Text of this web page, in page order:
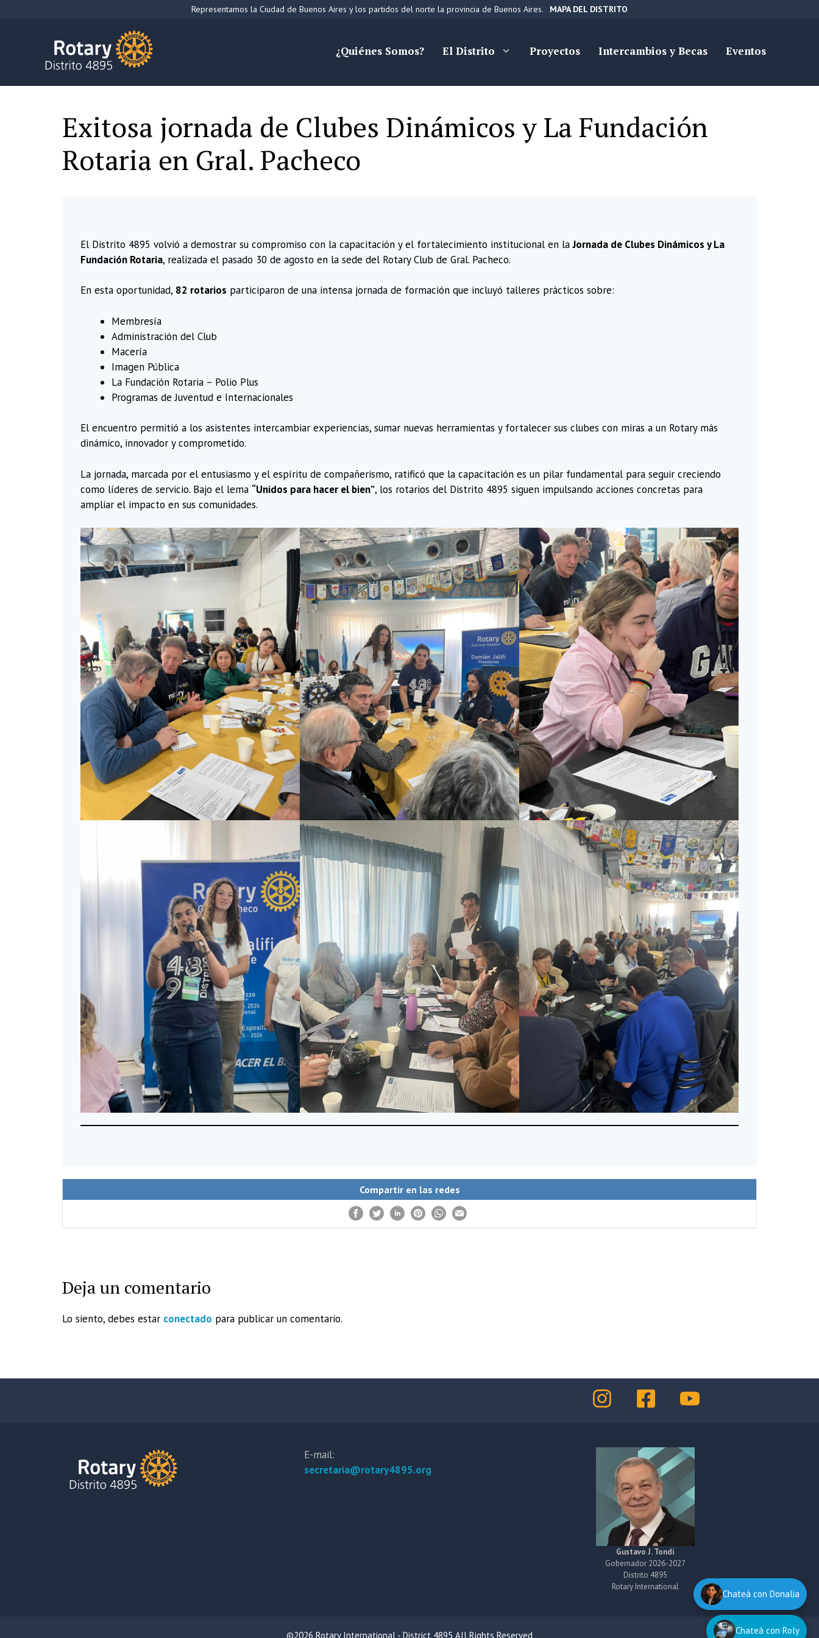
Representamos la Ciudad de Buenos Aires y los partidos del norte la provincia de Buenos Aires. MAPA DEL DISTRITO
¿Quiénes Somos? El Distrito Proyectos Intercambios y Becas Eventos
Exitosa jornada de Clubes Dinámicos y La Fundación
Rotaria en Gral. Pacheco
El Distrito 4895 volvió a demostrar su compromiso con la capacitación y el fortalecimiento institucional en laJornada de Clubes Dinámicos y La
Fundación Rotaria, realizada el pasado 30 de agosto en la sede del Rotary Club de Gral. Pacheco.
En esta oportunidad, 82 rotarios participaron de una intensa jornada de formación que incluyó talleres prácticos sobre:
Membresía
Administración del Club
Macería
Imagen Pública
La Fundación Rotaria – Polio Plus
Programas de Juventud e Internacionales
El encuentro permitió a los asistentes intercambiar experiencias, sumar nuevas herramientas y fortalecer sus clubes con miras a un Rotary más
dinámico, innovador y comprometido.
La jornada, marcada por el entusiasmo y el espíritu de compañerismo, ratificó que la capacitación es un pilar fundamental para seguir creciendo
como líderes de servicio. Bajo el lema “Unidos para hacer el bien”, los rotarios del Distrito 4895 siguen impulsando acciones concretas para
ampliar el impacto en sus comunidades.
Compartir en las redes
Deja un comentario
Lo siento, debes estar conectado para publicar un comentario.
E-mail:
secretaria@rotary4895.org
Gustavo J. Tondi
Gobernador 2026-2027
Distrito 4895
Rotary International
©2026 Rotary International - District 4895 All Rights Reserved Chateá con Roly
Chateá con Donalia